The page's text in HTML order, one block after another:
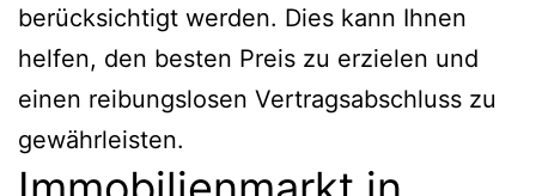
berücksichtigt werden. Dies kann Ihnen
helfen, den besten Preis zu erzielen und
einen reibungslosen Vertragsabschluss zu
gewährleisten.